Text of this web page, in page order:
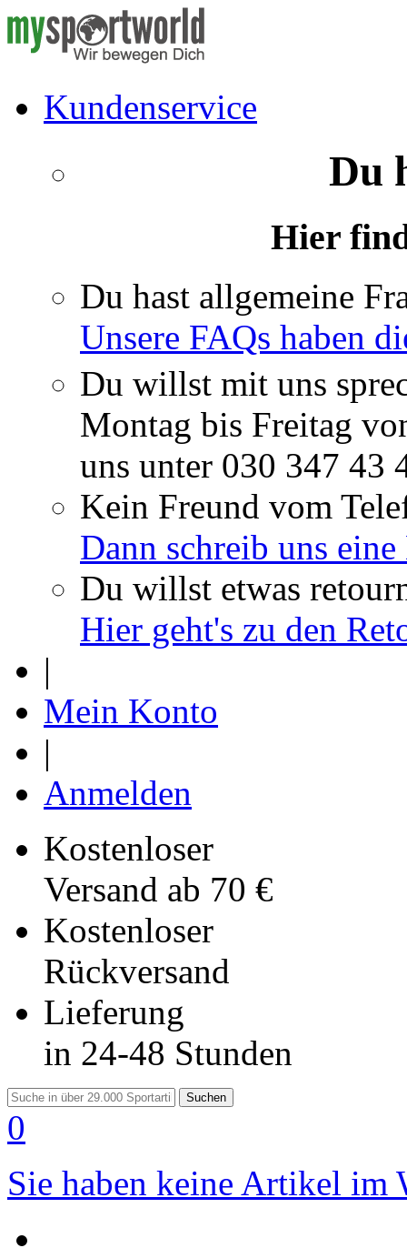
Kundenservice
Du
Hier
Du hast allgemeine
Unsere FAQs haben
Du willst mit uns
Montag bis Freitag
uns unter 030 347 43
Kein Freund vom
Dann schreib uns
Du willst etwas
Hier geht's zu den
|
Mein Konto
|
Anmelden
Kostenloser
Versand ab 70 €
Kostenloser
Rückversand
Lieferung
in 24-48 Stunden
Suchen
0
Sie haben keine Artikel im